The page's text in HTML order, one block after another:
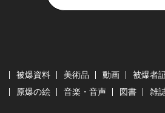
被爆資料 美術品 動画 被爆者
原爆の絵
音楽・音声 図書 雑